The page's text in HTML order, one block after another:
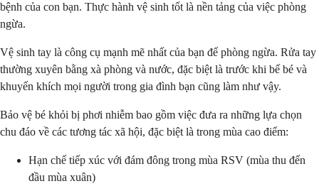
bệnh của con bạn. Thực hành vệ sinh tốt là nền tảng của việc phòng
ngừa.
Vệ sinh tay là công cụ mạnh mẽ nhất của bạn để phòng ngừa. Rửa tay
thường xuyên bằng xà phòng và nước, đặc biệt là trước khi bế bé và
khuyến khích mọi người trong gia đình bạn cũng làm như vậy.
Bảo vệ bé khỏi bị phơi nhiễm bao gồm việc đưa ra những lựa chọn
chu đáo về các tương tác xã hội, đặc biệt là trong mùa cao điểm:
Hạn chế tiếp xúc với đám đông trong mùa RSV (mùa thu đến
đầu mùa xuân)